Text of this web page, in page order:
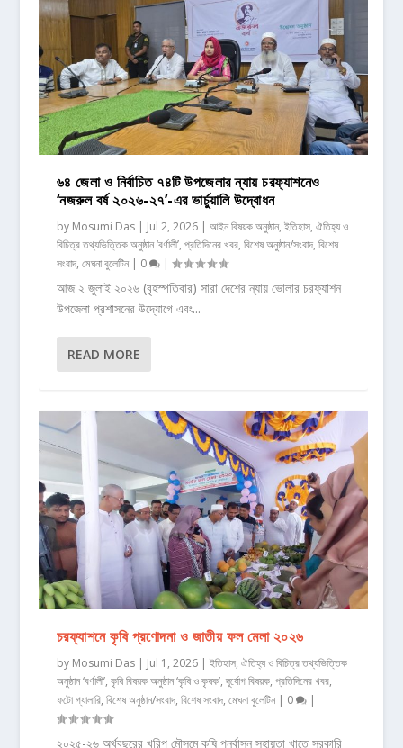
৬৪ জেলা ও নির্বাচিত ৭৪টি উপজেলার ন্যায় চরফ্যাশনেও
‘নজরুল বর্ষ ২০২৬-২৭’-এর ভার্চুয়ালি উদ্বোধন
by Mosumi Das| Jul 2, 2026| আইন বিষয়ক অনুষ্ঠান, ইতিহাস, ঐতিহ্য ও
বিচিত্র তথ্যভিত্তিক অনুষ্ঠান ‘বর্ণালী’, প্রতিদিনের খবর, বিশেষ অনুষ্ঠান/সংবাদ, বিশেষ
সংবাদ, মেঘনা বুলেটিন| 0 |
আজ ২ জুলাই ২০২৬ (বৃহস্পতিবার) সারা দেশের ন্যায় ভোলার চরফ্যাশন
উপজেলা প্রশাসনের উদ্যোগে এবং...
READ MORE
চরফ্যাশনে কৃষি প্রণোদনা ও জাতীয় ফল মেলা ২০২৬
by Mosumi Das| Jul 1, 2026| ইতিহাস, ঐতিহ্য ও বিচিত্র তথ্যভিত্তিক
অনুষ্ঠান ‘বর্ণালী’, কৃষি বিষয়ক অনুষ্ঠান ‘কৃষি ও কৃষক’, দূর্যোগ বিষয়ক, প্রতিদিনের খবর,
ফটো গ্যালারি, বিশেষ অনুষ্ঠান/সংবাদ, বিশেষ সংবাদ, মেঘনা বুলেটিন| 0 |
২০২৫-২৬ অর্থবছরের খরিপ মৌসুমে কৃষি পুনর্বাসন সহায়তা খাতে সরকারি